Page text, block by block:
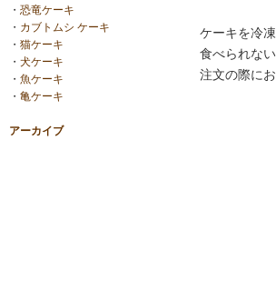
・ 恐竜ケーキ
・ カブトムシ ケーキ
・ 猫ケーキ
・ 犬ケーキ
・ 魚ケーキ
・ 亀ケーキ
アーカイブ
ケーキを冷
食べられな
注文の際に